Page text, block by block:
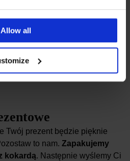
Allow all
Lights
Twój prezent będzie pięknie
to nam. Zapakujemy
kokardą. Następnie wyślemy Ci